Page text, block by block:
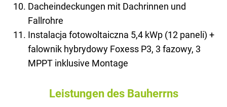
Dacheindeckungen mit Dachrinnen und
Fallrohre
Instalacja fotowoltaiczna 5,4 kWp (12 paneli) +
falownik hybrydowy Foxess P3, 3 fazowy, 3
MPPT inklusive Montage
Leistungen des Bauherrns